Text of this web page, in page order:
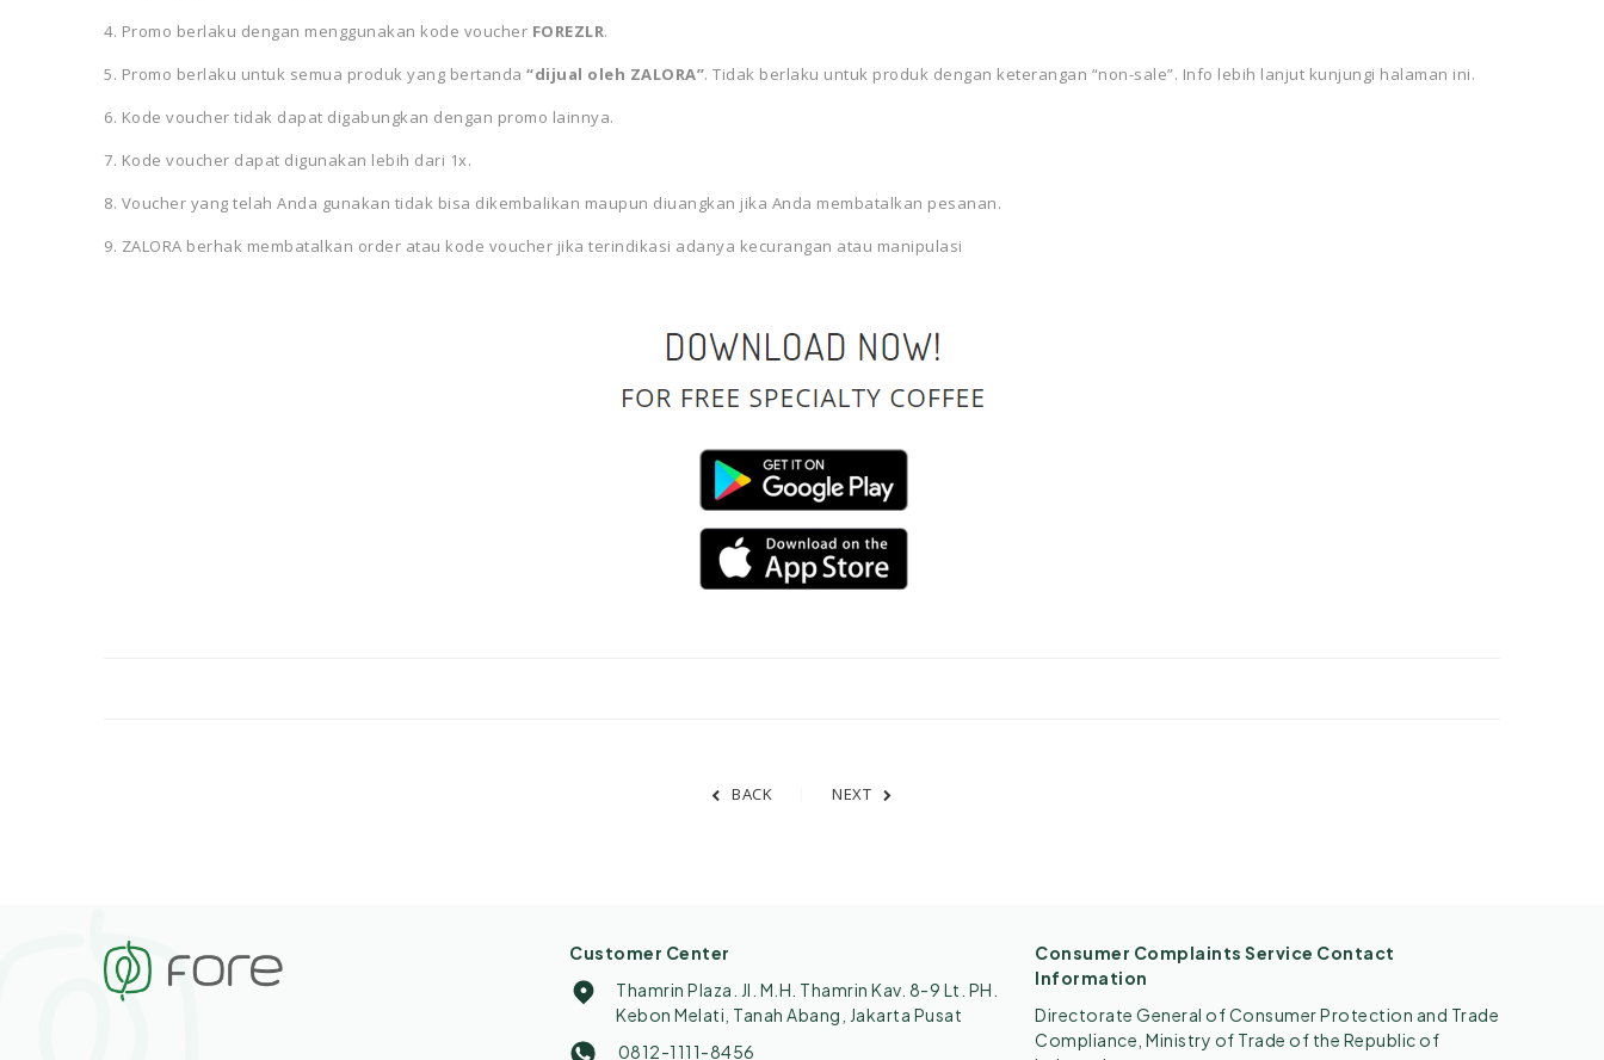
4. Promo berlaku dengan menggunakan kode voucher FOREZLR.
5. Promo berlaku untuk semua produk yang bertanda “dijual oleh ZALORA”. Tidak berlaku untuk produk dengan keterangan “non-sale”. Info lebih lanjut kunjungi halaman ini.
6. Kode voucher tidak dapat digabungkan dengan promo lainnya.
7. Kode voucher dapat digunakan lebih dari 1x.
8. Voucher yang telah Anda gunakan tidak bisa dikembalikan maupun diuangkan jika Anda membatalkan pesanan.
9. ZALORA berhak membatalkan order atau kode voucher jika terindikasi adanya kecurangan atau manipulasi
BACK NEXT
Customer Center
Thamrin Plaza. Jl. M.H. Thamrin Kav. 8-9 Lt. PH.
Kebon Melati, Tanah Abang, Jakarta Pusat
0812-1111-8456
Consumer Complaints Service Contact
Information
Directorate General of Consumer Protection and Trade
Compliance, Ministry of Trade of the Republic of